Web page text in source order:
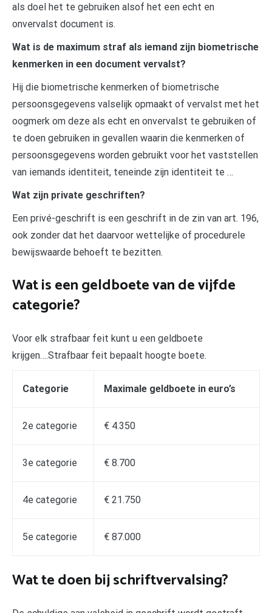
als doel het te gebruiken alsof het een echt en
onvervalst document is.
Wat is de maximum straf als iemand zijn biometrische
kenmerken in een document vervalst?
Hij die biometrische kenmerken of biometrische
persoonsgegevens valselijk opmaakt of vervalst met het
oogmerk om deze als echt en onvervalst te gebruiken of
te doen gebruiken in gevallen waarin die kenmerken of
persoonsgegevens worden gebruikt voor het vaststellen
van iemands identiteit, teneinde zijn identiteit te …
Wat zijn private geschriften?
Een privé-geschrift is een geschrift in de zin van art. 196,
ook zonder dat het daarvoor wettelijke of procedurele
bewijswaarde behoeft te bezitten.
Wat is een geldboete van de vijfde
categorie?
Voor elk strafbaar feit kunt u een geldboete
krijgen….Strafbaar feit bepaalt hoogte boete.
Categorie Maximale geldboete in euro’s
2e categorie € 4.350
3e categorie € 8.700
4e categorie € 21.750
5e categorie € 87.000
Wat te doen bij schriftvervalsing?